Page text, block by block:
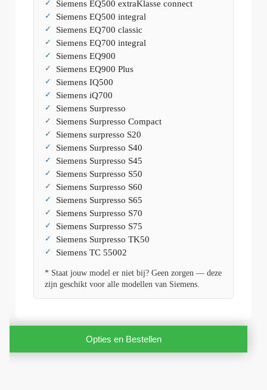
Siemens EQ500 extraKlasse connect
Siemens EQ500 integral
Siemens EQ700 classic
Siemens EQ700 integral
Siemens EQ900
Siemens EQ900 Plus
Siemens IQ500
Siemens iQ700
Siemens Surpresso
Siemens Surpresso Compact
Siemens surpresso S20
Siemens Surpresso S40
Siemens Surpresso S45
Siemens Surpresso S50
Siemens Surpresso S60
Siemens Surpresso S65
Siemens Surpresso S70
Siemens Surpresso S75
Siemens Surpresso TK50
Siemens TC 55002
* Staat jouw model er niet bij? Geen zorgen — deze
zijn geschikt voor alle modellen van Siemens.
Opties en Bestellen